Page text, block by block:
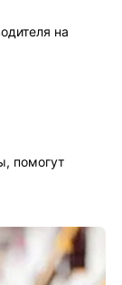
на
помогут